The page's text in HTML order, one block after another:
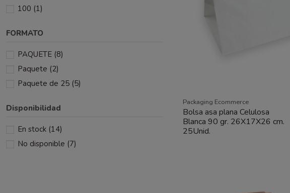
Packaging Ecommerce
Bolsa asa plana Celulosa
Blanca 90 gr. 26X17X26 cm.
25Unid.
100 (1)
FORMATO
PAQUETE (8)
Paquete (2)
Paquete de 25 (5)
Disponibilidad
En stock (14)
No disponible (7)